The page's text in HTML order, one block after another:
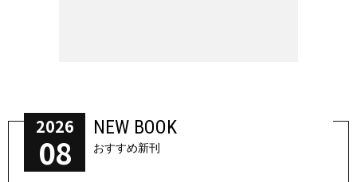
2026
08
NEW BOOK
おすすめ新刊